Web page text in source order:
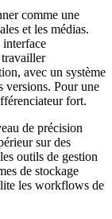
comme une
et les médias.
interface
travailler
avec un système
versions. Pour une
fort.
de précision
sur des
outils de gestion
de stockage
les workflows de